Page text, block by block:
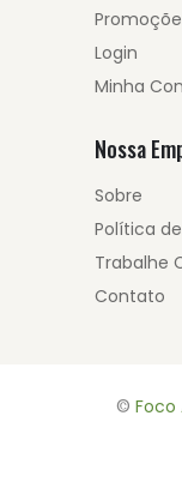
Login
Minha
Nossa
Sobre
Política
Trabalhe
Contato
© Foco